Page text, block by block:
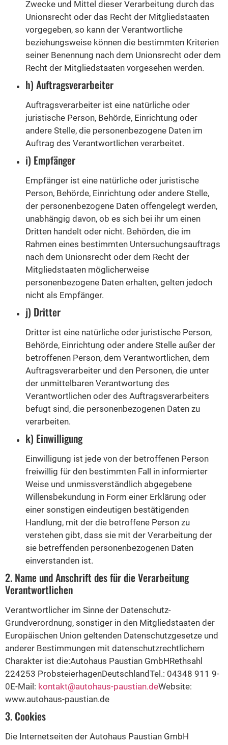
Zwecke und Mittel dieser Verarbeitung durch das
Unionsrecht oder das Recht der Mitgliedstaaten
vorgegeben, so kann der Verantwortliche
beziehungsweise können die bestimmten Kriterien
seiner Benennung nach dem Unionsrecht oder dem
Recht der Mitgliedstaaten vorgesehen werden.
h) Auftragsverarbeiter
Auftragsverarbeiter ist eine natürliche oder
juristische Person, Behörde, Einrichtung oder
andere Stelle, die personenbezogene Daten im
Auftrag des Verantwortlichen verarbeitet.
i) Empfänger
Empfänger ist eine natürliche oder juristische
Person, Behörde, Einrichtung oder andere Stelle,
der personenbezogene Daten offengelegt werden,
unabhängig davon, ob es sich bei ihr um einen
Dritten handelt oder nicht. Behörden, die im
Rahmen eines bestimmten Untersuchungsauftrags
nach dem Unionsrecht oder dem Recht der
Mitgliedstaaten möglicherweise
personenbezogene Daten erhalten, gelten jedoch
nicht als Empfänger.
j) Dritter
Dritter ist eine natürliche oder juristische Person,
Behörde, Einrichtung oder andere Stelle außer der
betroffenen Person, dem Verantwortlichen, dem
Auftragsverarbeiter und den Personen, die unter
der unmittelbaren Verantwortung des
Verantwortlichen oder des Auftragsverarbeiters
befugt sind, die personenbezogenen Daten zu
verarbeiten.
k) Einwilligung
Einwilligung ist jede von der betroffenen Person
freiwillig für den bestimmten Fall in informierter
Weise und unmissverständlich abgegebene
Willensbekundung in Form einer Erklärung oder
einer sonstigen eindeutigen bestätigenden
Handlung, mit der die betroffene Person zu
verstehen gibt, dass sie mit der Verarbeitung der
sie betreffenden personenbezogenen Daten
einverstanden ist.
2. Name und Anschrift des für die Verarbeitung
Verantwortlichen
Verantwortlicher im Sinne der Datenschutz-
Grundverordnung, sonstiger in den Mitgliedstaaten der
Europäischen Union geltenden Datenschutzgesetze und
anderer Bestimmungen mit datenschutzrechtlichem
Charakter ist die:Autohaus Paustian GmbHRethsahl
224253 ProbsteierhagenDeutschlandTel.: 04348 911 9-
0E-Mail: kontakt@autohaus-paustian.deWebsite:
www.autohaus-paustian.de
3. Cookies
Die Internetseiten der Autohaus Paustian GmbH